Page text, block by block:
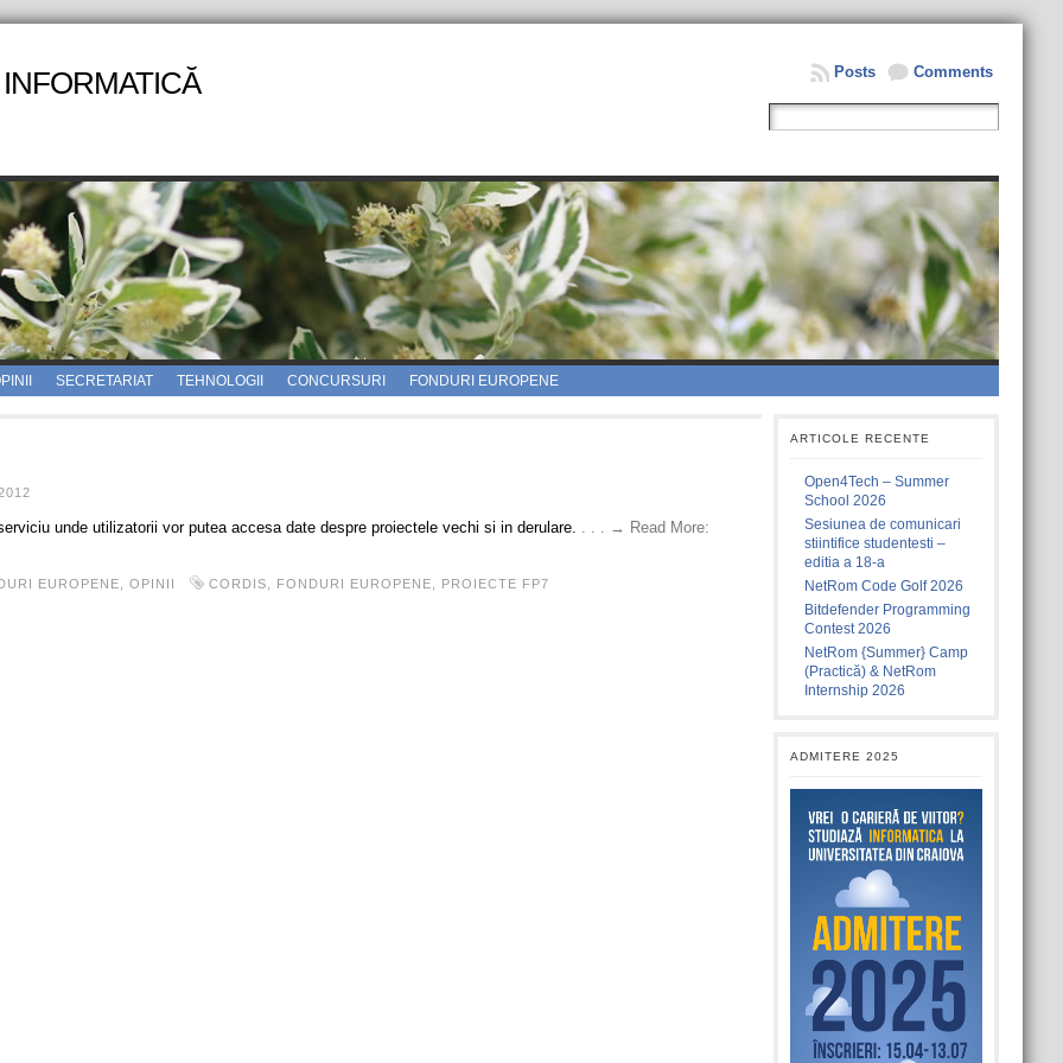
Comments
Posts
SECRETARIAT TEHNOLOGII CONCURSURI FONDURI EUROPENE
unde utilizatorii vor putea accesa date despre proiectele vechi si in derulare. . . . → Read More:
EUROPENE OPINII CORDIS FONDURI EUROPENE PROIECTE FP7
ARTICOLE RECENTE
Open4Tech – Summer
School 2026
Sesiunea de comunicari
stiintifice studentesti –
editia a 18-a
NetRom Code Golf 2026
Bitdefender Programming
Contest 2026
NetRom {Summer} Camp
(Practică) & NetRom
Internship 2026
ADMITERE 2025